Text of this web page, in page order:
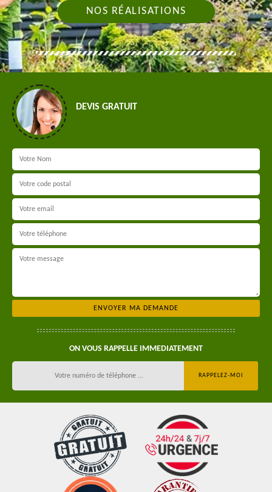
NOS RÉALISATIONS
DEVIS GRATUIT
ON VOUS RAPPELLE IMMEDIATEMENT